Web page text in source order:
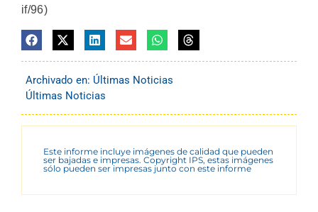
if/96)
Archivado en: Últimas Noticias
Últimas Noticias
Este informe incluye imágenes de calidad que pueden
ser bajadas e impresas. Copyright IPS, estas imágenes
sólo pueden ser impresas junto con este informe